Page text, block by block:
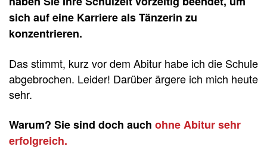
sich auf eine Karriere als Tänzerin zu
konzentrieren.
Das stimmt, kurz vor dem Abitur habe ich die Schule
abgebrochen. Leider! Darüber ärgere ich mich heute
sehr.
Warum? Sie sind doch auch ohne Abitur sehr
erfolgreich.